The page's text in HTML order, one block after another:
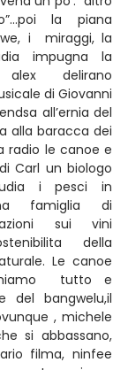
la piana
i  miraggi, la
impugna la
alex  delirano
di Giovanni
all’ernia del
alla baracca dei
radio le canoe e
Carl un biologo
i pesci in
famiglia di
sui vini
della
Le canoe
tutto e
del bangwelu,il
, michele
si abbassano,
filma, ninfee